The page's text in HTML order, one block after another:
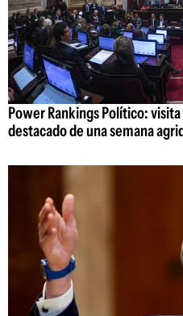
Power Rankings Político:
destacado de una semana